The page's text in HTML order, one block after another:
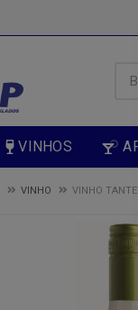
VINHOS
VINHO VINHO